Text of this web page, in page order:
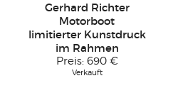
Gerhard Richter
Motorboot
limitierter Kunstdruck
im Rahmen
Preis: 690 €
Verkauft